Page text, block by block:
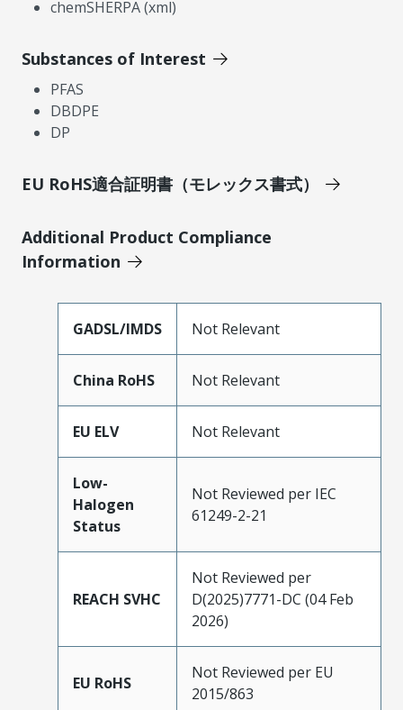
chemSHERPA (xml)
Substances of Interest
PFAS
DBDPE
DP
EU RoHS適合証明書（モレックス書式）
Additional Product Compliance
Information
GADSL/IMDS Not Relevant
China RoHS Not Relevant
EU ELV Not Relevant
Low-
Halogen
Status
Not Reviewed per IEC
61249-2-21
REACH SVHC
Not Reviewed per
D(2025)7771-DC (04 Feb
2026)
EU RoHS
Not Reviewed per EU
2015/863